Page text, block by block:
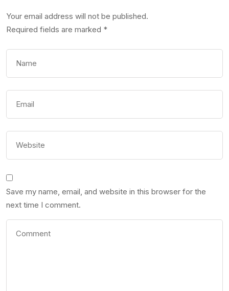
Your email address will not be published.
Required fields are marked *
Save my name, email, and website in this browser for the
next time I comment.